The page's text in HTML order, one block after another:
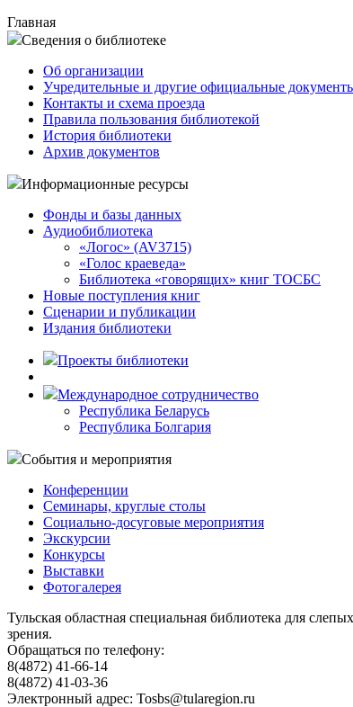
Главная
Сведения о библиотеке
Об организации
Учредительные и другие официальные
Контакты и схема проезда
Правила пользования библиотекой
История библиотеки
Архив документов
Информационные ресурсы
Фонды и базы данных
Аудиобиблиотека
«Логос» (AV3715)
«Голос краеведа»
Библиотека «говорящих» книг ТОСБС
Новые поступления книг
Сценарии и публикации
Издания библиотеки
Проекты библиотеки
Международное сотрудничество
Республика Беларусь
Республика Болгария
События и мероприятия
Конференции
Семинары, круглые столы
Социально-досуговые мероприятия
Экскурсии
Конкурсы
Выставки
Фотогалерея
Тульская областная специальная библиотека для
зрения.
Обращаться по телефону:
8(4872) 41-66-14
8(4872) 41-03-36
Электронный адрес: Tosbs@tularegion.ru